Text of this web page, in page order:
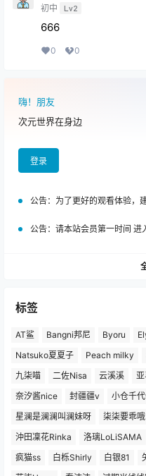
初中 Lv2
666
0 0
嗨！朋友
次元世界在身边
登录
公告： 为了更好的观看体验，
公告： 请本站会员第一时间 进
标签
AT鲨 Bangni邦尼 Byoru
Natsuko夏夏子
Peach milky
九柒喵
二佐Nisa 云溪溪
奈汐酱nice
封疆疆v 小仓千
星澜是澜澜叫澜妹呀
柒柒要乖哦
沖田凜花Rinka
洛璃LoLiSAMA
疯猫ss
白栎Shirly 白银81